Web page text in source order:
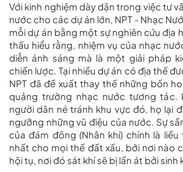
Với kinh nghiệm dày dặn trong việc tư
nước cho các dự án lớn, NPT - Nhạc
mỗi dự án bằng một sự nghiên cứu địa
thấu hiểu rằng, nhiệm vụ của nhạc
diễn ánh sáng mà là một giải pháp
chiến lược. Tại nhiều dự án có địa thế
NPT đã đề xuất thay thế những bồn
quảng trường nhạc nước tương tác.
người dân né tránh khu vực đó, họ lại
ngưỡng những vũ điệu của nước. Sự
của đám đông (Nhân khí) chính là
nhất cho mọi thế đất xấu, bởi nơi nào
hội tụ, nơi đó sát khí sẽ bị lấn át bởi sinh